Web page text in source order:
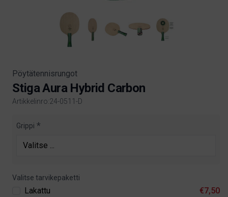
Pöytätennisrungot
Stiga Aura Hybrid Carbon
Artikkelinro:24-0511-D
Product information
Grippi
Valitse tarvikepaketti
Lakattu €7,50